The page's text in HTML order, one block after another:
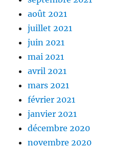
août 2021
juillet 2021
juin 2021
mai 2021
avril 2021
mars 2021
février 2021
janvier 2021
décembre 2020
novembre 2020